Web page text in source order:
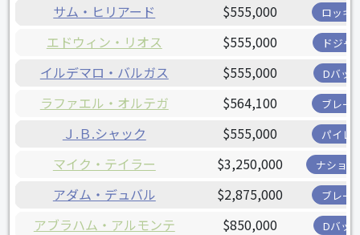
サム・ヒリアード $555,000 ロッキ
エドウィン・リオス $555,000 ドジャ
イルデマロ・バルガス $555,000 Dバッ
ラファエル・オルテガ $564,100 ブレー
Ｊ.Ｂ.シャック $555,000 パイレ
マイク・テイラー $3,250,000 ナショ
アダム・デュバル $2,875,000 ブレー
アブラハム・アルモンテ $850,000 Dバッ